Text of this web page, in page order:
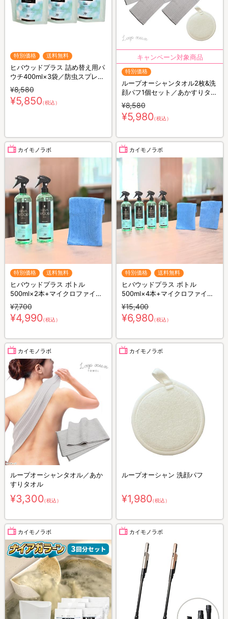
特別価格 送料無料
ヒバウッドプラス 詰め替え用パ
ウチ400ml×3袋／防虫スプレー
／防虫剤／害虫忌避剤
¥8,580
¥5,850（税込）
特別価格
ループオーシャンタオル2枚&洗
顔パフ1個セット／あかすりタオ
ル
¥8,580
¥5,980（税込）
カイモノラボ
特別価格 送料無料
ヒバウッドプラス ボトル
500ml×2本+マイクロファイバ
ークロス×1枚／防虫スプレー／
防虫剤／害虫忌避剤
¥7,700
¥4,990（税込）
カイモノラボ
特別価格 送料無料
ヒバウッドプラス ボトル
500ml×4本+マイクロファイバ
ークロス×2枚／防虫スプレー／
防虫剤／害虫忌避剤
¥15,400
¥6,980（税込）
カイモノラボ
ループオーシャンタオル／あか
すりタオル
¥3,300（税込）
カイモノラボ
ループオーシャン 洗顔パフ
¥1,980（税込）
カイモノラボ カイモノラボ